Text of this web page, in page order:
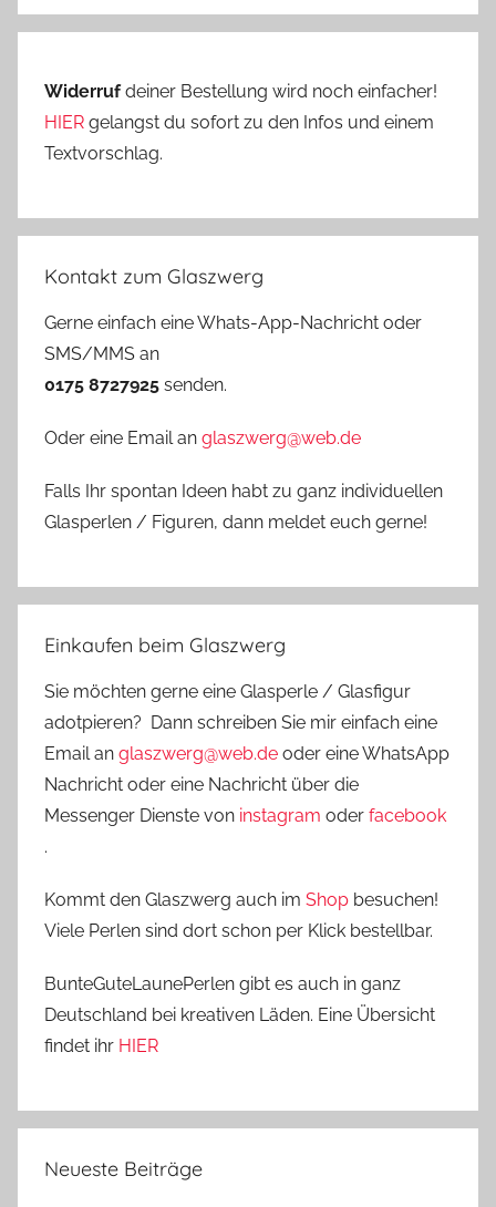
Widerrufdeiner Bestellung wird noch einfacher!
HIER gelangst du sofort zu den Infos und einem
Textvorschlag.
Kontakt zum Glaszwerg
Gerne einfach eine Whats-App-Nachricht oder
SMS/MMS an
0175 8727925 senden.
Oder eine Email an glaszwerg@web.de
Falls Ihr spontan Ideen habt zu ganz individuellen
Glasperlen / Figuren, dann meldet euch gerne!
Einkaufen beim Glaszwerg
Sie möchten gerne eine Glasperle / Glasfigur
adotpieren? Dann schreiben Sie mir einfach eine
Email an glaszwerg@web.de oder eine WhatsApp
Nachricht oder eine Nachricht über die
Messenger Dienste von instagram oder facebook
.
Kommt den Glaszwerg auch im Shop besuchen!
Viele Perlen sind dort schon per Klick bestellbar.
BunteGuteLaunePerlen gibt es auch in ganz
Deutschland bei kreativen Läden. Eine Übersicht
findet ihr HIER
Neueste Beiträge